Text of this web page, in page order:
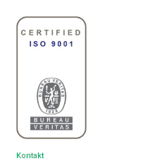
Kontakt